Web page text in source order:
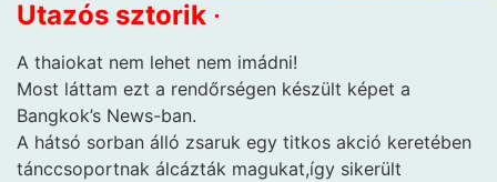
Utazós sztorik ·
A thaiokat nem lehet nem imádni!
Most láttam ezt a rendőrségen készült képet a
Bangkok’s News-ban.
A hátsó sorban álló zsaruk egy titkos akció keretében
tánccsoportnak álcázták magukat,így sikerült